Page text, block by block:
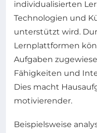
individualisierten
Technologien und
unterstützt wird.
Lernplattformen
Aufgaben
Fähigkeiten und
Dies macht
motivierender.
Beispielsweise